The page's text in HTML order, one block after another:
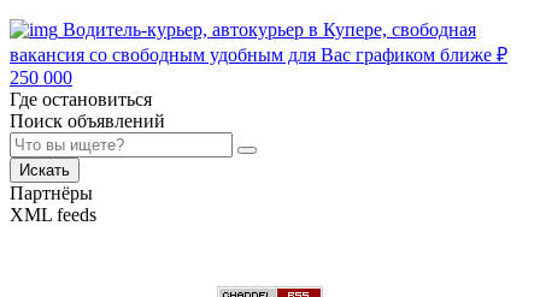
Водитель-курьер, автокурьер в Купере, свободная
вакансия со свободным удобным для Вас графиком ближе ₽
250 000
Где остановиться
Поиск объявлений
Искать
Партнёры
XML feeds